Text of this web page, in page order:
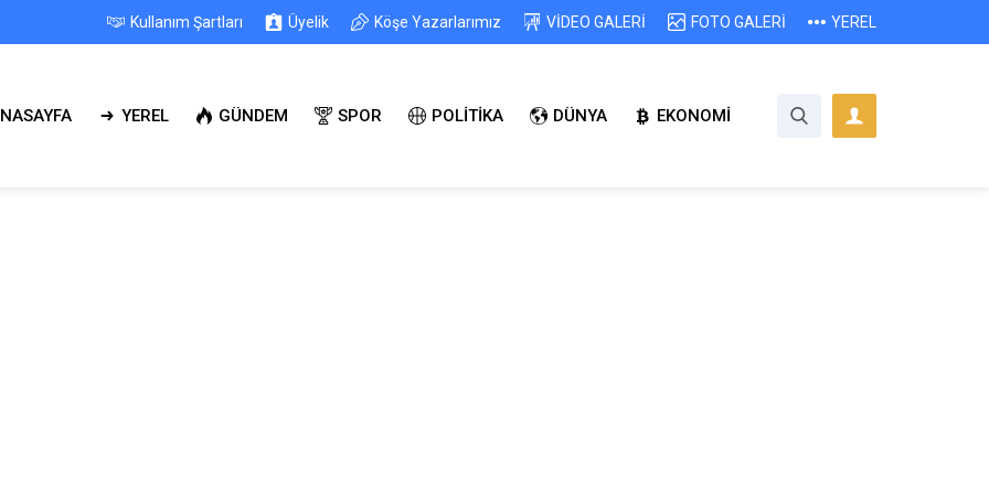
Kullanım Şartları Üyelik Köşe Yazarlarımız VİDEO GALERİ FOTO GALERİ YEREL
YEREL GÜNDEM SPOR POLİTİKA DÜNYA EKONOMİ